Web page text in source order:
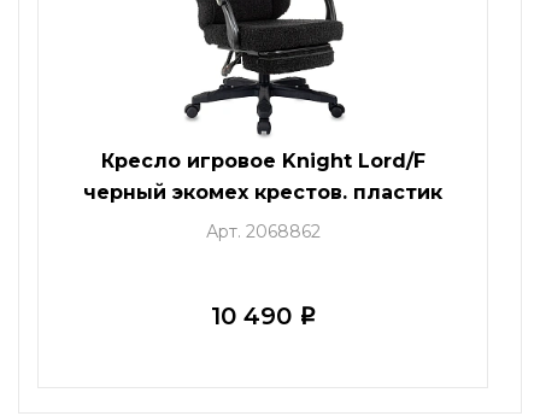
Кресло игровое Knight Lord/F
черный экомех крестов. пластик
подст.для ног
Арт. 2068862
10 490 i